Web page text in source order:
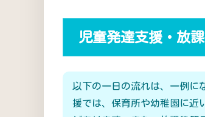
児童発達支援・放
以下の一日の流れは、一例に
援では、保育所や幼稚園に近